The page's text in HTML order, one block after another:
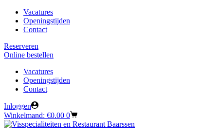
Vacatures
Openingstijden
Contact
Reserveren
Online bestellen
Vacatures
Openingstijden
Contact
Inloggen
Winkelmand: €0.00 0